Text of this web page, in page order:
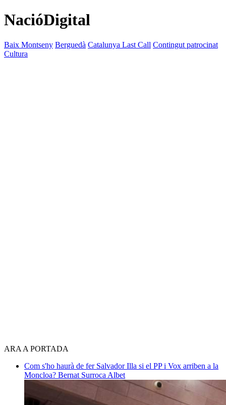
NacióDigital
Baix Montseny Berguedà Catalunya Last Call Contingut patrocinat
Cultura
ARA A PORTADA
Com s'ho haurà de fer Salvador Illa si el PP i Vox arriben a la
Moncloa? Bernat Surroca Albet